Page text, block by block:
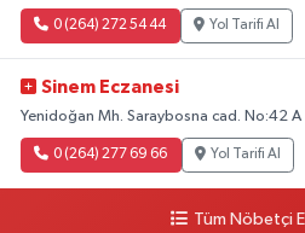
0 (264) 272 54 44 Yol Tarifi Al
Sinem Eczanesi
Yenidoğan Mh. Saraybosna cad. No:42 A
0 (264) 277 69 66 Yol Tarifi Al
Tüm Nöbetçi